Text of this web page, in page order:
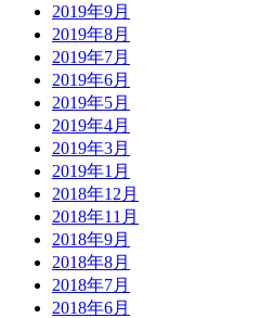
2019年9月
2019年8月
2019年7月
2019年6月
2019年5月
2019年4月
2019年3月
2019年1月
2018年12月
2018年11月
2018年9月
2018年8月
2018年7月
2018年6月